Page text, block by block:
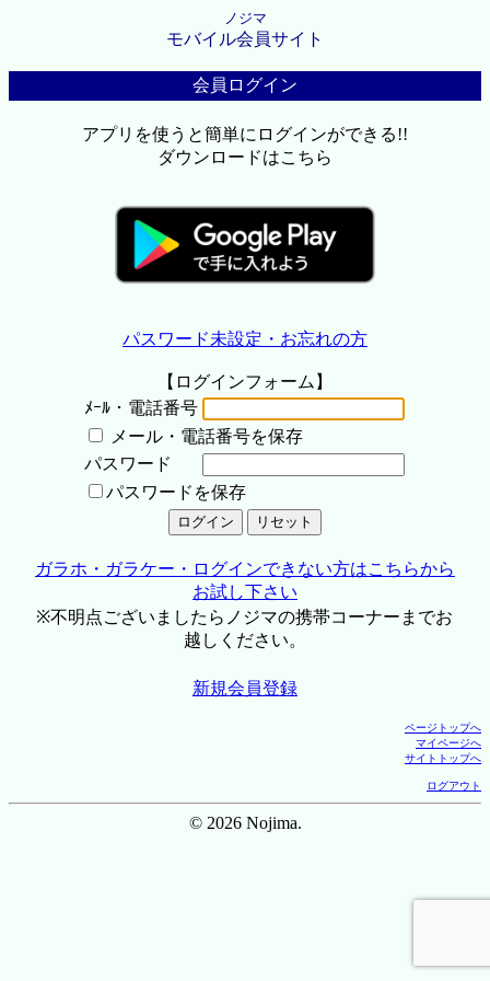
ノジマ
モバイル会員サイト
会員ログイン
アプリを使うと簡単にログインができる!!
ダウンロードはこちら
パスワード未設定・お忘れの方
【ログインフォーム】
ﾒｰﾙ・電話番号
メール・電話番号を保存
パスワード
パスワードを保存
ガラホ・ガラケー・ログインできない方はこちらから
お試し下さい
※不明点ございましたらノジマの携帯コーナーまでお
越しください。
新規会員登録
ページトップへ
マイページへ
サイトトップへ
ログアウト
© 2026 Nojima.